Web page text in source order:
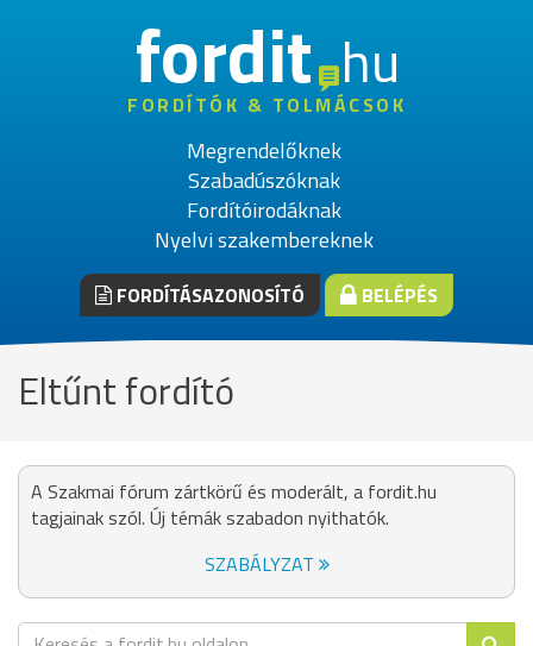
fordithu
FORDÍTÓK & TOLMÁCSOK
Megrendelőknek
Szabadúszóknak
Fordítóirodáknak
Nyelvi szakembereknek
FORDÍTÁSAZONOSÍTÓ BELÉPÉS
Eltűnt fordító
A Szakmai fórum zártkörű és moderált, a fordit.hu
tagjainak szól. Új témák szabadon nyithatók.
SZABÁLYZAT